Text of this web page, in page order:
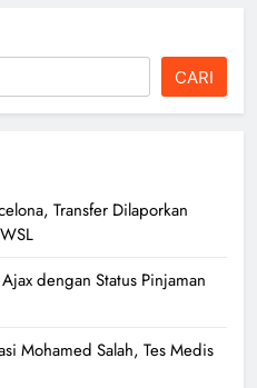
CARI
Transfer Dilaporkan
dengan Status Pinjaman
Mohamed Salah, Tes Medis